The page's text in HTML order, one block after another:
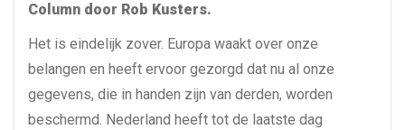
Column door Rob Kusters.
Het is eindelijk zover. Europa waakt over onze
belangen en heeft ervoor gezorgd dat nu al onze
gegevens, die in handen zijn van derden, worden
beschermd. Nederland heeft tot de laatste dag